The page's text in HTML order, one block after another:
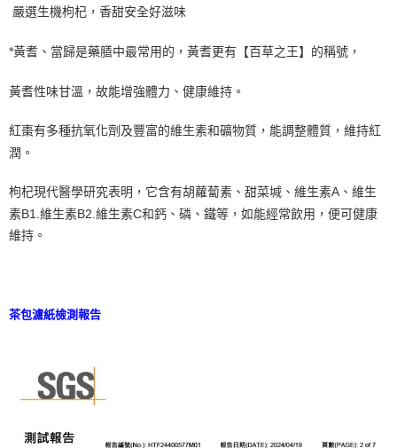
嚴選生機枸杞，香甜安全好滋味
*黃耆、當歸是藥膳中最常用的，黃耆更有【百草之王】的稱號，
黃耆性味甘溫，故能增強體力、健康維持。
紅棗有多種抗氧化劑及豐富的維生素和礦物質，能調整體質，維持紅
潤。
枸杞現代醫學研究表明，它含有胡蘿蔔素、甜菜堿、維生素A、維生
素B1.維生素B2.維生素C和鈣、磷、鐵等，如能經常飲用，便可健康
維持。
茶包濾紙檢測報告